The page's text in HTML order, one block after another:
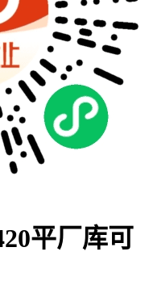
平厂库可